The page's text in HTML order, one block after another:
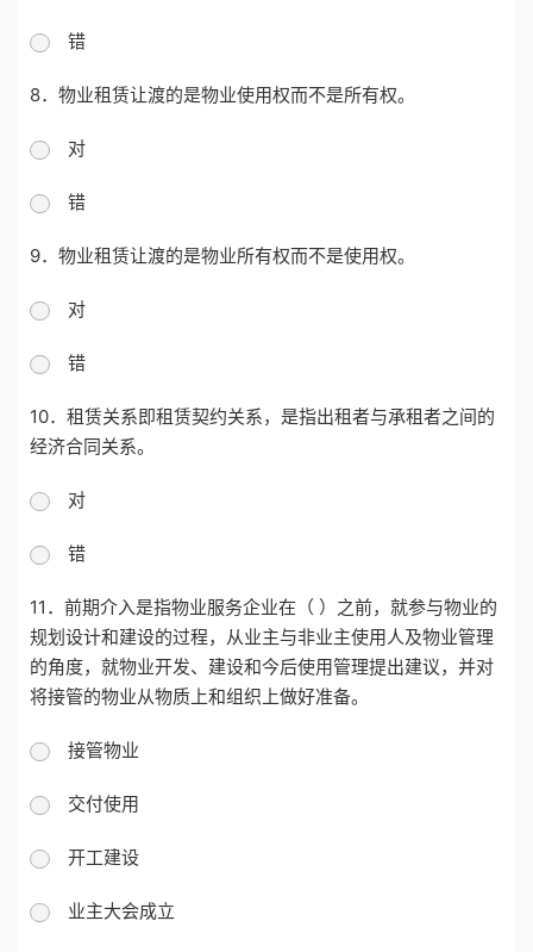
错
8．物业租赁让渡的是物业使用权而不是所有权。
对
错
9．物业租赁让渡的是物业所有权而不是使用权。
对
错
10．租赁关系即租赁契约关系，是指出租者与承租者之间的
经济合同关系。
对
错
11．前期介入是指物业服务企业在（ ）之前，就参与物业的
规划设计和建设的过程，从业主与非业主使用人及物业管理
的角度，就物业开发、建设和今后使用管理提出建议，并对
将接管的物业从物质上和组织上做好准备。
接管物业
交付使用
开工建设
业主大会成立